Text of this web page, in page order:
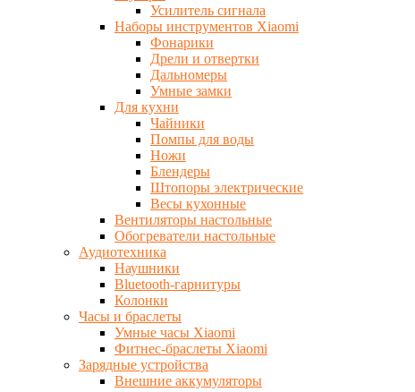
Усилитель сигнала
Наборы инструментов Xiaomi
Фонарики
Дрели и отвертки
Дальномеры
Умные замки
Для кухни
Чайники
Помпы для воды
Ножи
Блендеры
Штопоры электрические
Весы кухонные
Вентиляторы настольные
Обогреватели настольные
Аудиотехника
Наушники
Bluetooth-гарнитуры
Колонки
Часы и браслеты
Умные часы Xiaomi
Фитнес-браслеты Xiaomi
Зарядные устройства
Внешние аккумуляторы